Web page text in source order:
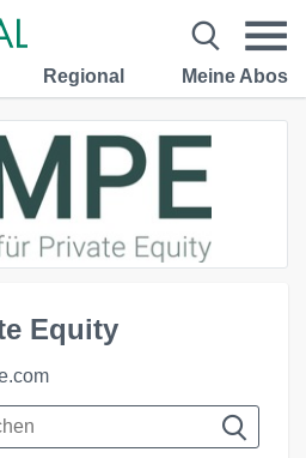
Regional Meine Abos
Equity